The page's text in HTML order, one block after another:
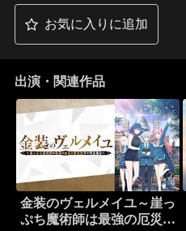
お気に入りに追加
出演・関連作品
金装のヴェルメイユ～崖っ
ぷち魔術師は最強の厄災と